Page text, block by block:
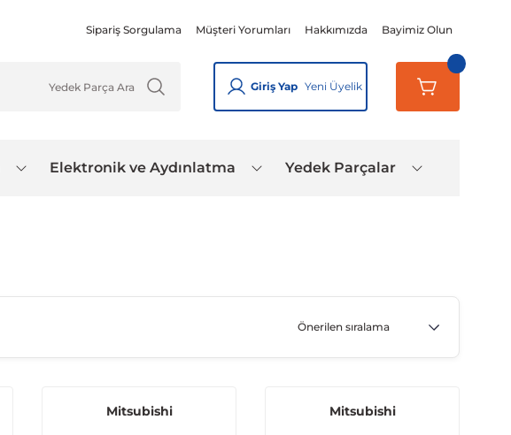
Sipariş Sorgulama Müşteri Yorumları Hakkımızda Bayimiz Olun
Giriş Yap Yeni Üyelik
Elektronik ve Aydınlatma Yedek Parçalar
Mitsubishi Mitsubishi